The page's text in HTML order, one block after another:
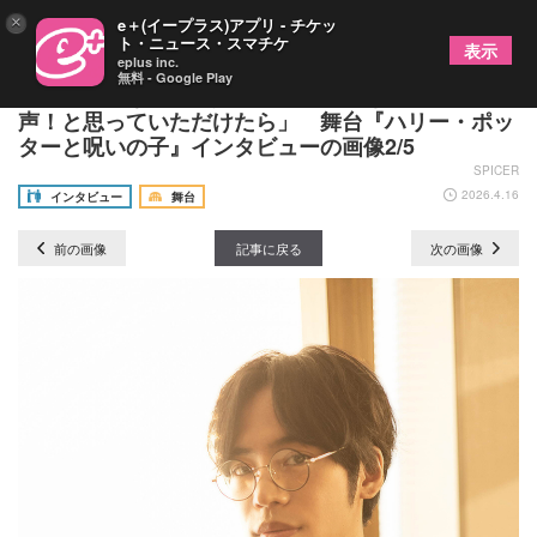
新ハリーとなる小野賢章「映画の吹き替えと同じ
声！と思っていただけたら」 舞台『ハリー・ポッ
ターと呪いの子』インタビューの画像2/5
SPICER
インタビュー
舞台 2026.4.16
前の画像 記事に戻る 次の画像
× e＋(イープラス)アプリ - チケッ
ト・ニュース・スマチケ
eplus inc.
無料 - Google Play
表示